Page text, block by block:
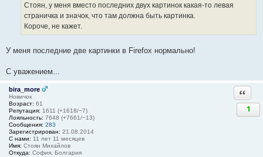
Стоян, у меня вместо последних двух картинок какая-то левая
страничка и значок, что там должна быть картинка.
Короче, не кажет.
У меня последние две картинки в Firefox нормально!
С уважением...
bira_more
Новичок
Возраст: 61
Репутация: 1611 (+1618/−7)
Лояльность: 7648 (+7661/−13)
Сообщения: 283
Зарегистрирован: 21.08.2014
С нами: 11 лет 11 месяцев
Имя: Стоян Михайлов
Откуда: София, Болгария
1